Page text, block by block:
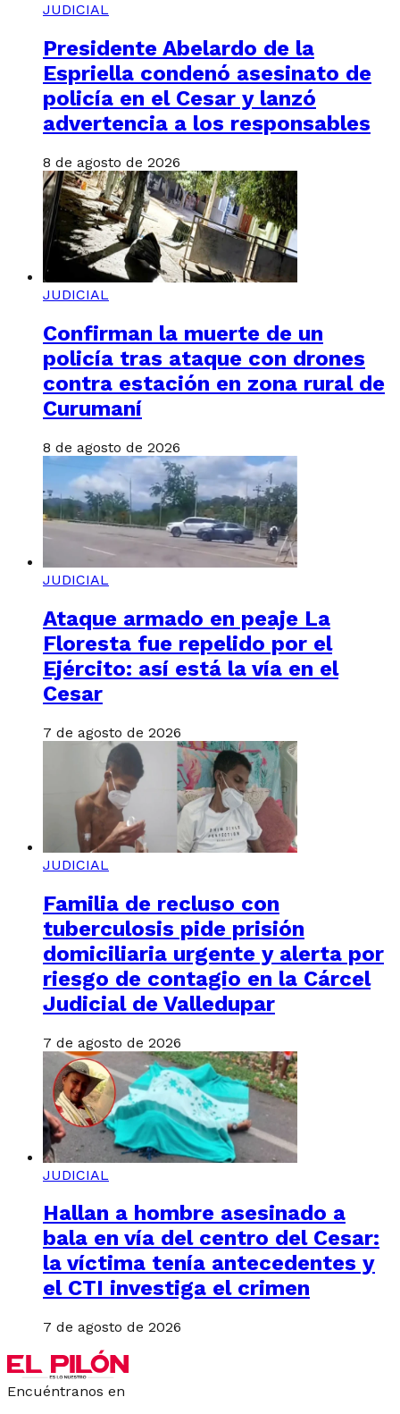
JUDICIAL
Presidente Abelardo de la
Espriella condenó asesinato de
policía en el Cesar y lanzó
advertencia a los responsables
8 de agosto de 2026
JUDICIAL
Confirman la muerte de un
policía tras ataque con drones
contra estación en zona rural de
Curumaní
8 de agosto de 2026
JUDICIAL
Ataque armado en peaje La
Floresta fue repelido por el
Ejército: así está la vía en el
Cesar
7 de agosto de 2026
JUDICIAL
Familia de recluso con
tuberculosis pide prisión
domiciliaria urgente y alerta por
riesgo de contagio en la Cárcel
Judicial de Valledupar
7 de agosto de 2026
JUDICIAL
Hallan a hombre asesinado a
bala en vía del centro del Cesar:
la víctima tenía antecedentes y
el CTI investiga el crimen
7 de agosto de 2026
Encuéntranos en